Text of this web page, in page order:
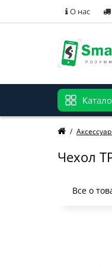
О нас
Чехол
Все о